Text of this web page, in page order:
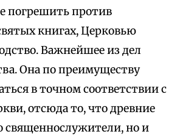
погрешить против
книгах, Церковью
Важнейшее из дел
Она по преимуществу
в точном соответствии с
отсюда то, что древние
священнослужители, но и